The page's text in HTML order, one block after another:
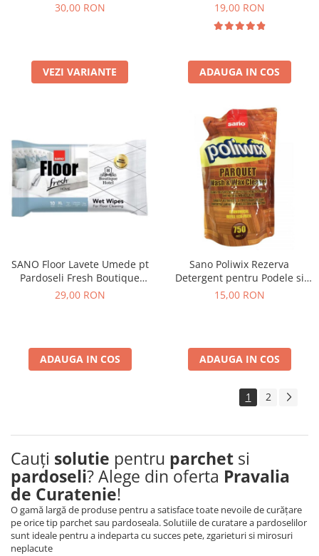
30,00 RON
VEZI VARIANTE
19,00 RON
ADAUGA IN COS
SANO Floor Lavete Umede pt
Pardoseli Fresh Boutique
Hotel (70*40cm) 10 buc
29,00 RON
ADAUGA IN COS
Sano Poliwix Rezerva
Detergent pentru Podele si
Parchet din Lemn Natural 750
15,00 RON
ADAUGA IN COS
1 2
Cauți solutie pentru parchet si
pardoseli? Alege din oferta Pravalia
de Curatenie!
O gamă largă de produse pentru a satisface toate nevoile de curățare
pe orice tip parchet sau pardoseala.Solutiile de curatare a pardoselilor
sunt ideale pentru a indeparta cu succes pete, zgarieturi si mirosuri
neplacute